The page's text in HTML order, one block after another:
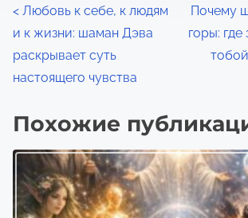
п
и
с
ь
в
:
н
и
я
Н
а
в
и
а
ц
< Любовь к себе, к людям
и к жизни: шаман Дэва
раскрывает суть
настоящего чувства
Почему
горы: где
Похожие